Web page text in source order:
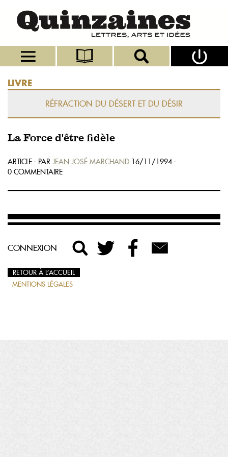
LIVRE
RÉFRACTION DU DÉSERT ET DU DÉSIR
La Force d'être fidèle
ARTICLE - PAR JEAN JOSÉ MARCHAND 16/11/1994 -
0 COMMENTAIRE
CONNEXION
RETOUR À L’ACCUEIL
MENTIONS LÉGALES